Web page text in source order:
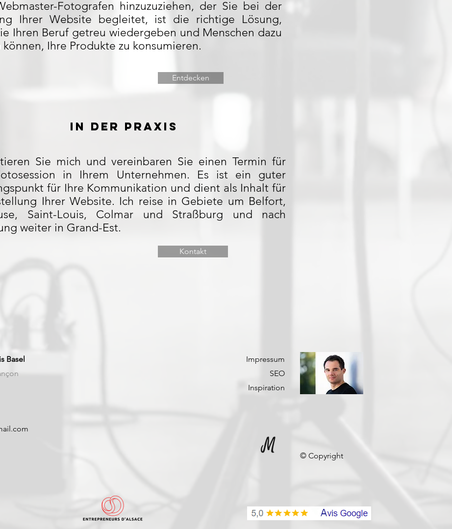
Fotografen hinzuzuziehen, der Sie bei der
Ihrer Website begleitet, ist die richtige Lösung,
Ihren Beruf getreu wiedergeben und Menschen dazu
Ihre Produkte zu konsumieren.
Entdecken
In der Praxis
Sie mich und vereinbaren Sie einen Termin für
in Ihrem Unternehmen. Es ist ein guter
für Ihre Kommunikation und dient als Inhalt für
Ihrer Website. Ich reise in Gebiete um Belfort,
Saint-Louis, Colmar und Straßburg und nach
weiter in Grand-Est.
Kontakt
Basel
Impressum
SEO
Inspiration
© Copyright